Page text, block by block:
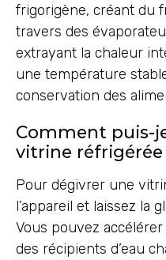
frigorigène, créant du
travers des
extrayant la chaleur
une température
conservation des
Comment puis-
vitrine réfrigérée
Pour dégivrer une
l’appareil et laissez la
Vous pouvez
des récipients d’eau